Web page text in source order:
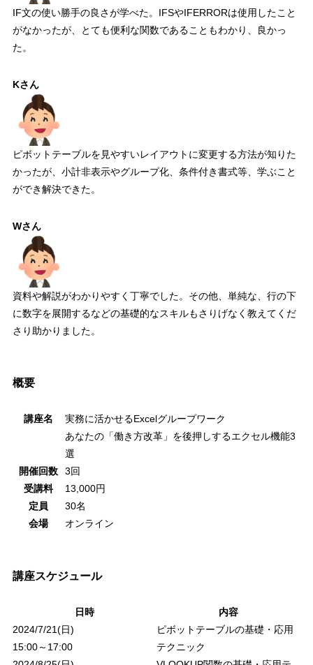
IF文の使い勝手の良さが学べた。IFSやIFERRORは使用したこと
がなかったが、とても便利な関数であることもわかり、良かっ
た。
Kさん
ピボットテーブルを見やすいレイアウトに変更する方法が知りた
かったが、小計非表示やグループ化、条件付き書式等、学ぶこと
ができ解決できた。
Wさん
資料や解説がわかりやすく丁寧でした。その他、単純な、行の下
に数字を展開するなどの基礎的なスキルもさりげなく教えてくだ
さり助かりました。
概要
講座名 実務に活かせるExcelグループワーク
あなたの「働き方改革」を後押しするエクセル機能3
選
開催回数
3回
受講料
13,000円
定員
30名
会場
オンライン
講座スケジュール
日時
内容
2024/7/21(日)
15:00～ 17:00
ピボットテーブルの基礎・応用
テクニック